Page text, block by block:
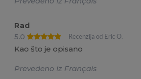
Rad
5.0
Recenzija od Eric O.
Kao što je opisano
Prevedeno iz Français